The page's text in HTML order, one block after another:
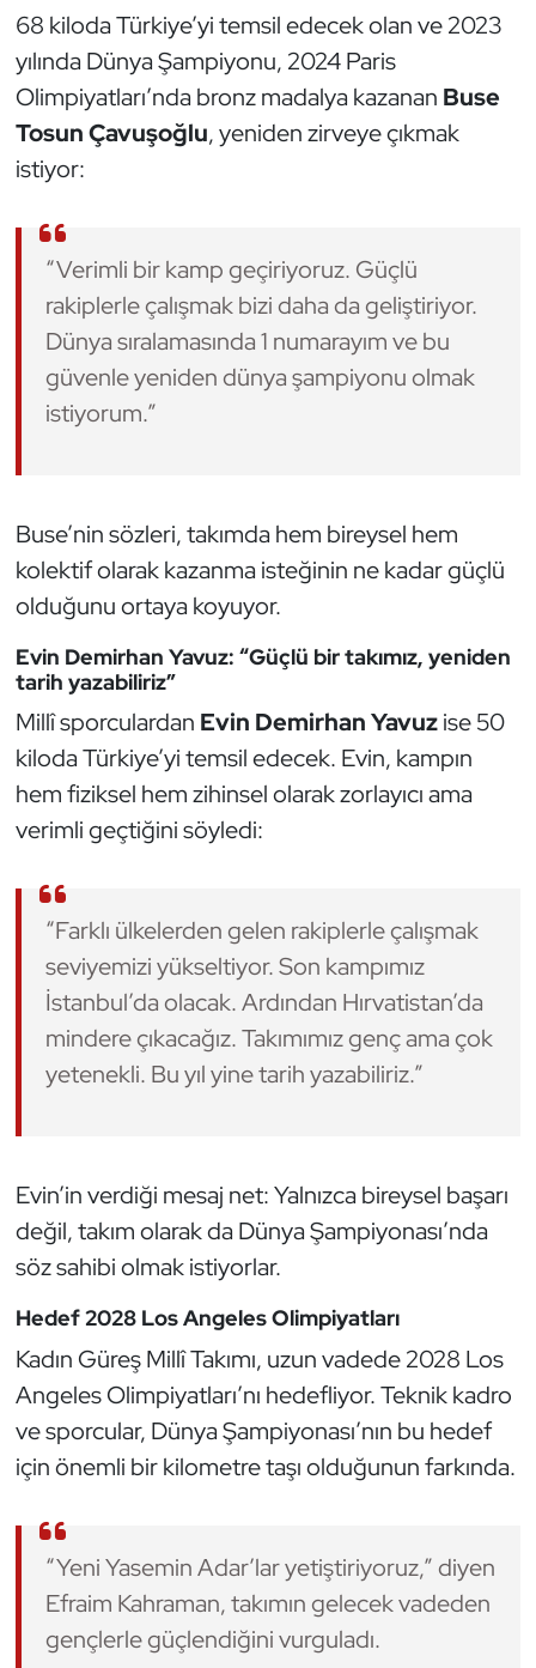
68 kiloda Türkiye’yi temsil edecek olan ve 2023
yılında Dünya Şampiyonu, 2024 Paris
Olimpiyatları’nda bronz madalya kazanan Buse
Tosun Çavuşoğlu, yeniden zirveye çıkmak
istiyor:
“Verimli bir kamp geçiriyoruz. Güçlü
rakiplerle çalışmak bizi daha da geliştiriyor.
Dünya sıralamasında 1 numarayım ve bu
güvenle yeniden dünya şampiyonu olmak
istiyorum.”
Buse’nin sözleri, takımda hem bireysel hem
kolektif olarak kazanma isteğinin ne kadar güçlü
olduğunu ortaya koyuyor.
Evin Demirhan Yavuz: “Güçlü bir takımız, yeniden
tarih yazabiliriz”
Millî sporculardan Evin Demirhan Yavuzise 50
kiloda Türkiye’yi temsil edecek. Evin, kampın
hem fiziksel hem zihinsel olarak zorlayıcı ama
verimli geçtiğini söyledi:
“Farklı ülkelerden gelen rakiplerle çalışmak
seviyemizi yükseltiyor. Son kampımız
İstanbul’da olacak. Ardından Hırvatistan’da
mindere çıkacağız. Takımımız genç ama çok
yetenekli. Bu yıl yine tarih yazabiliriz.”
Evin’in verdiği mesaj net: Yalnızca bireysel başarı
değil, takım olarak da Dünya Şampiyonası’nda
söz sahibi olmak istiyorlar.
Hedef 2028 Los Angeles Olimpiyatları
Kadın Güreş Millî Takımı, uzun vadede 2028 Los
Angeles Olimpiyatları’nı hedefliyor. Teknik kadro
ve sporcular, Dünya Şampiyonası’nın bu hedef
için önemli bir kilometre taşı olduğunun farkında.
“Yeni Yasemin Adar’lar yetiştiriyoruz,” diyen
Efraim Kahraman, takımın gelecek vadeden
gençlerle güçlendiğini vurguladı.
Kayak
Kempo
Kick Boks
Masa Tenisi
Modern Pentatlon
Motor Sporları
Optimist
Özel Sporcular
Paralimpik
Su Topu
Sualtı Sporları
Tekvando
Triatlon
Voleybol
Wushu Kungfu
Yelken
Yüzme